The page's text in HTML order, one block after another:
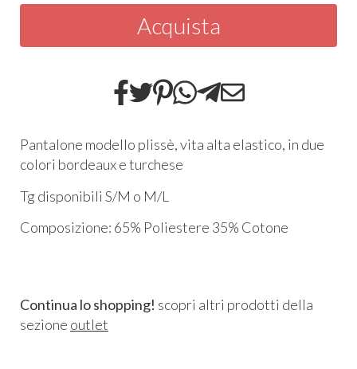
Acquista
Pantalone modello plissè, vita alta elastico, in due
colori bordeaux e turchese
Tg disponibili S/M o M/L
Composizione: 65% Poliestere 35% Cotone
Continua lo shopping! scopri altri prodotti della
sezione outlet